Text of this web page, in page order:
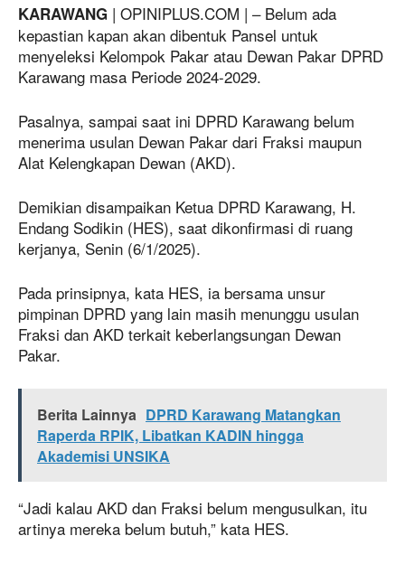
KARAWANG | OPINIPLUS.COM | – Belum ada
kepastian kapan akan dibentuk Pansel untuk
menyeleksi Kelompok Pakar atau Dewan Pakar DPRD
Karawang masa Periode 2024-2029.
Pasalnya, sampai saat ini DPRD Karawang belum
menerima usulan Dewan Pakar dari Fraksi maupun
Alat Kelengkapan Dewan (AKD).
Demikian disampaikan Ketua DPRD Karawang, H.
Endang Sodikin (HES), saat dikonfirmasi di ruang
kerjanya, Senin (6/1/2025).
Pada prinsipnya, kata HES, ia bersama unsur
pimpinan DPRD yang lain masih menunggu usulan
Fraksi dan AKD terkait keberlangsungan Dewan
Pakar.
Berita Lainnya DPRD Karawang Matangkan
Raperda RPIK, Libatkan KADIN hingga
Akademisi UNSIKA
“Jadi kalau AKD dan Fraksi belum mengusulkan, itu
artinya mereka belum butuh,” kata HES.